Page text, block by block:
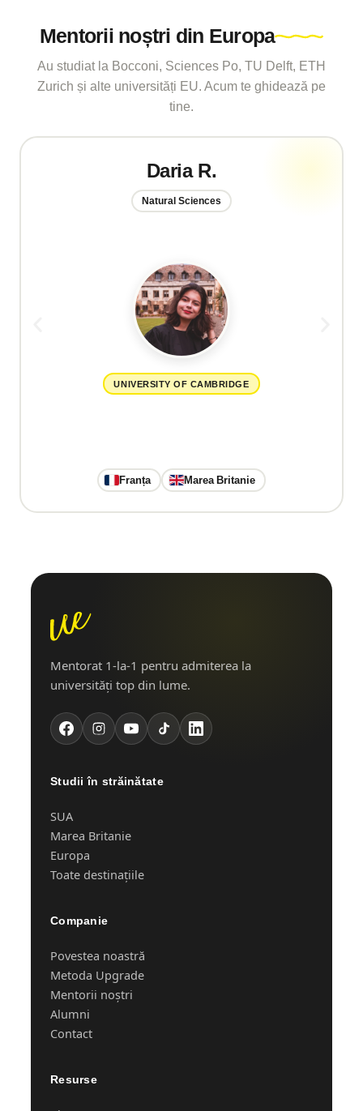
Mentorii noștri din Europa
Au studiat la Bocconi, Sciences Po, TU Delft, ETH
Zurich și alte universități EU. Acum te ghidează pe
tine.
Daria R.
Natural Sciences
UNIVERSITY OF CAMBRIDGE
Franța Marea Britanie
Mentorat 1-la-1 pentru admiterea la
universități top din lume.
Studii în străinătate
SUA
Marea Britanie
Europa
Toate destinațiile
Companie
Povestea noastră
Metoda Upgrade
Mentorii noștri
Alumni
Contact
Resurse